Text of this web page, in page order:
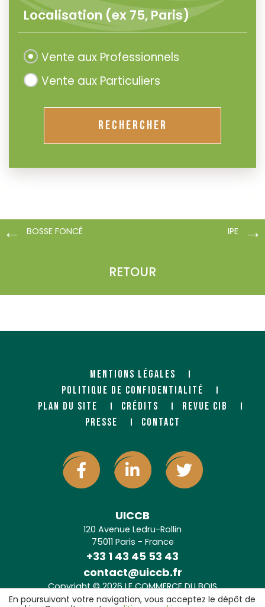
Vente aux Professionnels
Vente aux Particuliers
RECHERCHER
BOSSE FONCÉ
RETOUR
IPE
MENTIONS LÉGALES
POLITIQUE DE CONFIDENTIALITÉ
PLAN DU SITE
CRÉDITS
REVUE CIB
PRESSE
CONTACT
UICCB
120 Avenue Ledru-Rollin
75011 Paris - France
+33 1 43 45 53 43
contact@uiccb.fr
Copyright © 2026 LE COMMERCE DU BOIS
Agence web Paris: 6LAB
En poursuivant votre navigation, vous acceptez le dépôt de